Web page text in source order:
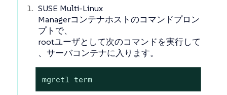
SUSE Multi-Linux
Managerコンテナホストのコマンドプロン
プトで、
rootユーザとして次のコマンドを実行して
、サーバコンテナに入ります。
mgrctl term